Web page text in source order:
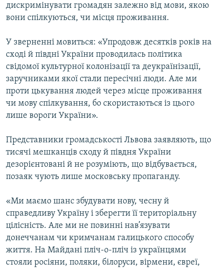
ДЕПОРТАЦІЯ
СВІДЧЕННЯ ОКУПАЦІЇ
УКРАЇНСЬКА ПРОБЛЕМА КРИМУ
ІНФОГРАФІКА
ЯК ОБІЙТИ БЛОКУВАННЯ
Qırımtatar
ДОЛУЧАЙСЯ!
дискримінувати громадян залежно від мови, якою
вони спілкуються, чи місця проживання.
У зверненні мовиться: «Упродовж десятків років на
сході й півдні України проводилась політика
свідомої культурної колонізації та деукраїнізації,
заручниками якої стали пересічні люди. Але ми
проти цькування людей через місце проживання
чи мову спілкування, бо скористаються із цього
лише вороги України».
Представники громадськості Львова заявляють, що
тисячі мешканців сходу й півдня України
дезорієнтовані й не розуміють, що відбувається,
позаяк чують лише московську пропаганду.
«Ми маємо шанс збудувати нову, чесну й
справедливу Україну і зберегти її територіальну
цілісність. Але ми не повинні нав’язувати
донеччанам чи кримчанам галицького способу
життя. На Майдані пліч-о-пліч із українцями
стояли росіяни, поляки, білоруси, вірмени, євреї,